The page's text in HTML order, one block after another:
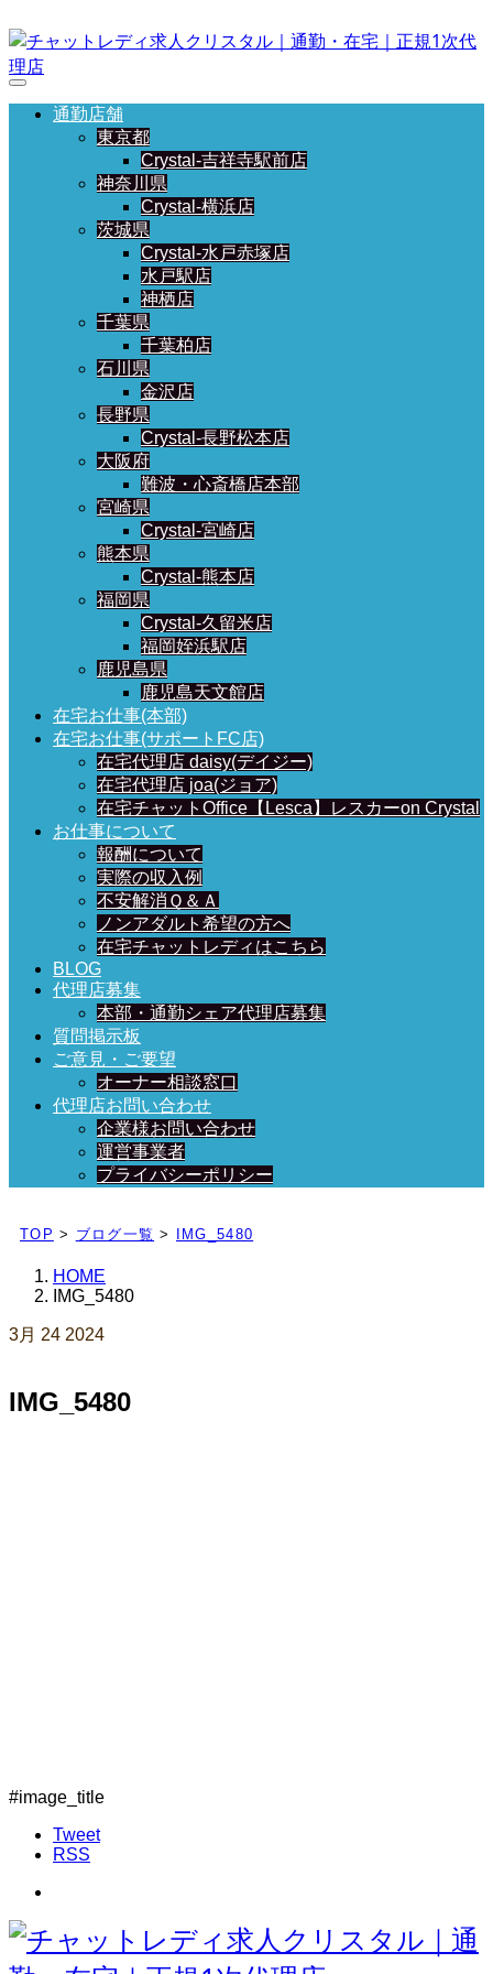
通勤店舗
東京都
Crystal-吉祥寺駅前店
神奈川県
Crystal-横浜店
茨城県
Crystal-水戸赤塚店
水戸駅店
神栖店
千葉県
千葉柏店
石川県
金沢店
長野県
Crystal-長野松本店
大阪府
難波・心斎橋店本部
宮崎県
Crystal-宮崎店
熊本県
Crystal-熊本店
福岡県
Crystal-久留米店
福岡姪浜駅店
鹿児島県
鹿児島天文館店
在宅お仕事(本部)
在宅お仕事(サポートFC店)
在宅代理店 daisy(デイジー)
在宅代理店 joa(ジョア)
在宅チャットOffice【Lesca】レスカーon Crystal
お仕事について
報酬について
実際の収入例
不安解消Ｑ＆Ａ
ノンアダルト希望の方へ
在宅チャットレディはこちら
BLOG
代理店募集
本部・通勤シェア代理店募集
質問掲示板
ご意見・ご要望
オーナー相談窓口
代理店お問い合わせ
企業様お問い合わせ
運営事業者
プライバシーポリシー
日々、ブログを更新中！
TOP > ブログ一覧 > IMG_5480
HOME
IMG_5480
3月 24 2024
IMG_5480
#image_title
Tweet
RSS